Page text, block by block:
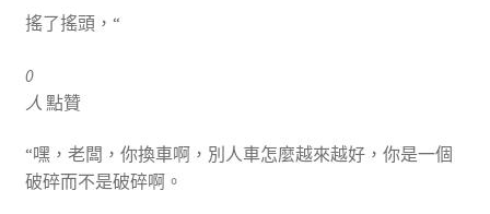
搖了搖頭，“
0
人 點贊
“嘿，老闆，你換車啊，別人車怎麼越來越好，你是一個
破碎而不是破碎啊。